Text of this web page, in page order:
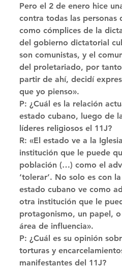
Pero el 2 de enero hice
contra todas las personas
como cómplices de la
del gobierno dictatorial
son comunistas, y el
del proletariado, por
partir de ahí, decidí
que yo pienso».
P: ¿Cuál es la relación
estado cubano, luego de
líderes religiosos el 11J?
R: «El estado ve a la
institución que le puede
población (…) como el
‘tolerar’. No solo es con
estado cubano ve como
otra institución que le
protagonismo, un papel,
área de influencia».
P: ¿Cuál es su opinión
torturas y
manifestantes del 11J?